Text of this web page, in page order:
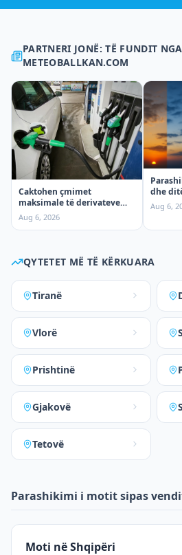
PARTNERI JONË: TË FUNDIT NGA
METEOBALLKAN.COM
Caktohen çmimet
maksimale të derivateve
për sot
Aug 6, 2026
dhe
Aug 6,
QYTETET MË TË KËRKUARA
Tiranë
Vlorë
Prishtinë
Gjakovë
Tetovë
Parashikimi i motit sipas
Moti në Shqipëri